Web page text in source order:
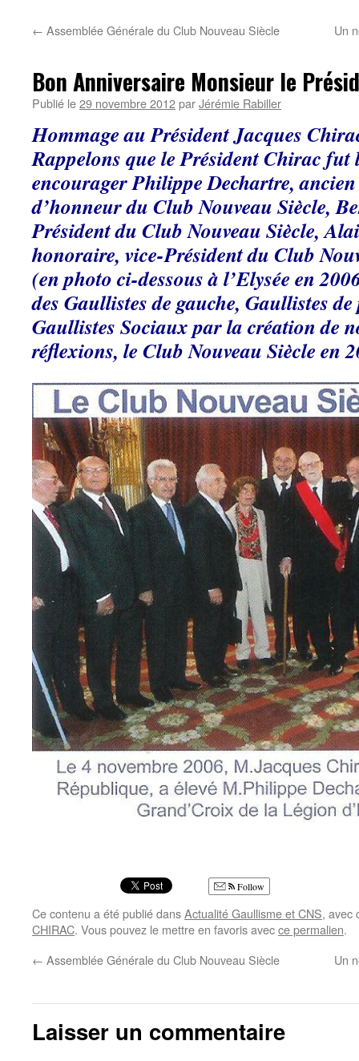
← Assemblée Générale du Club Nouveau Siècle Un
Bon Anniversaire Monsieur le
Publié le29 novembre 2012parJérémie Rabiller
Hommage au Président Jacques
Rappelons que le Président Chirac fut
encouragerPhilippe Dechartre,
d’honneur du Club Nouveau Siècle,
Président du Club Nouveau Siècle,
honoraire, vice-Président du Club
(en photo ci-dessous à l’Elysée en
des Gaullistes de gauche, Gaullistes de
Gaullistes Sociaux par la création de
réflexions, le Club Nouveau Siècle en
Follow
Ce contenu a été publié dansActualité Gaullisme et CNS, avec
CHIRAC. Vous pouvez le mettre en favoris avecce permalien.
← Assemblée Générale du Club Nouveau Siècle Un
Laisser un commentaire